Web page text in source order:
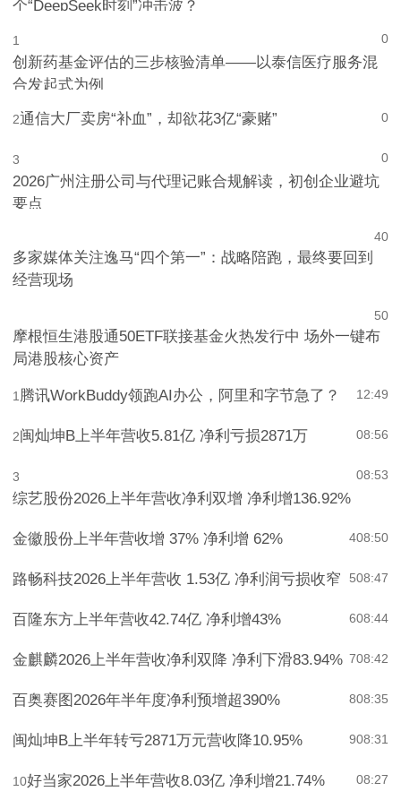
个“DeepSeek时刻”冲击波？
0
1
创新药基金评估的三步核验清单——以泰信医疗服务混
合发起式为例
0
2通信大厂卖房“补血”，却欲花3亿“豪赌”
0
3
2026广州注册公司与代理记账合规解读，初创企业避坑
要点
0
4
多家媒体关注逸马“四个第一”：战略陪跑，最终要回到
经营现场
0
5
摩根恒生港股通50ETF联接基金火热发行中 场外一键布
局港股核心资产
12:49
1腾讯WorkBuddy领跑AI办公，阿里和字节急了？
08:56
2闽灿坤B上半年营收5.81亿 净利亏损2871万
08:53
3
综艺股份2026上半年营收净利双增 净利增136.92%
08:50
4
金徽股份上半年营收增 37% 净利增 62%
08:47
5
路畅科技2026上半年营收 1.53亿 净利润亏损收窄
08:44
6
百隆东方上半年营收42.74亿 净利增43%
08:42
7
金麒麟2026上半年营收净利双降 净利下滑83.94%
08:35
8
百奥赛图2026年半年度净利预增超390%
08:31
9
闽灿坤B上半年转亏2871万元营收降10.95%
08:27
10好当家2026上半年营收8.03亿 净利增21.74%